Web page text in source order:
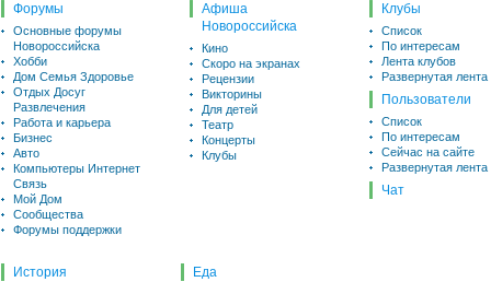
Форумы
Основные форумы
Новороссийска
Хобби
Дом Семья Здоровье
Отдых Досуг
Развлечения
Работа и карьера
Бизнес
Авто
Компьютеры Интернет
Связь
Мой Дом
Сообщества
Форумы поддержки
Афиша
Новороссийска
Кино
Скоро на экранах
Рецензии
Викторины
Для детей
Театр
Концерты
Клубы
Клубы
Список
По интересам
Лента клубов
Развернутая лента
Пользователи
Список
По интересам
Сейчас на сайте
Развернутая лента
Чат
История Еда